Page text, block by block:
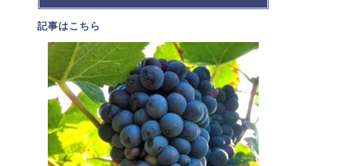
記事はこちら